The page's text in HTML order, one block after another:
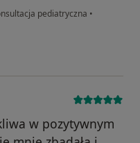
pediatryczna •
w pozytywnym